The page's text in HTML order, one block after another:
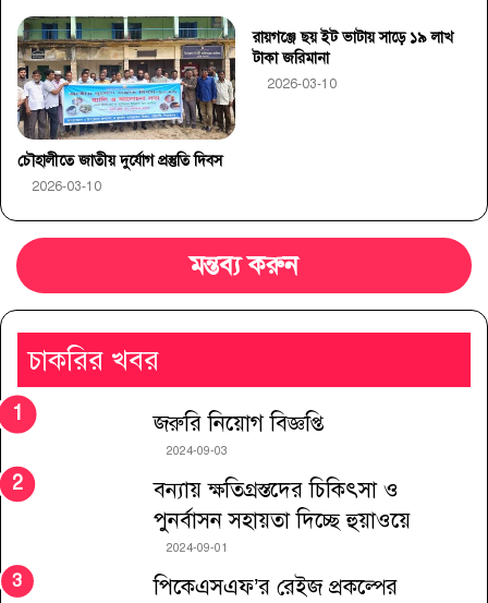
চৌহালীতে জাতীয় দুর্যোগ প্রস্তুতি দিবস
2026-03-10
রায়গঞ্জে ছয় ইট ভাটায় সাড়ে ১৯ লাখ
টাকা জরিমানা
2026-03-10
মন্তব্য করুন
চাকরির খবর
জরুরি নিয়োগ বিজ্ঞপ্তি
2024-09-03
বন্যায় ক্ষতিগ্রস্তদের চিকিৎসা ও
পুনর্বাসন সহায়তা দিচ্ছে হুয়াওয়ে
2024-09-01
পিকেএসএফ’র রেইজ প্রকল্পের